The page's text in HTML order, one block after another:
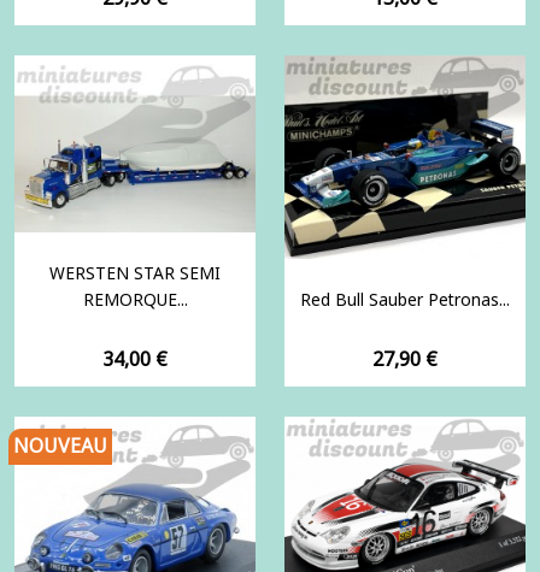
WERSTEN STAR SEMI
REMORQUE...
Prix
34,00 €
Red Bull Sauber Petronas...
Prix
27,90 €
NOUVEAU